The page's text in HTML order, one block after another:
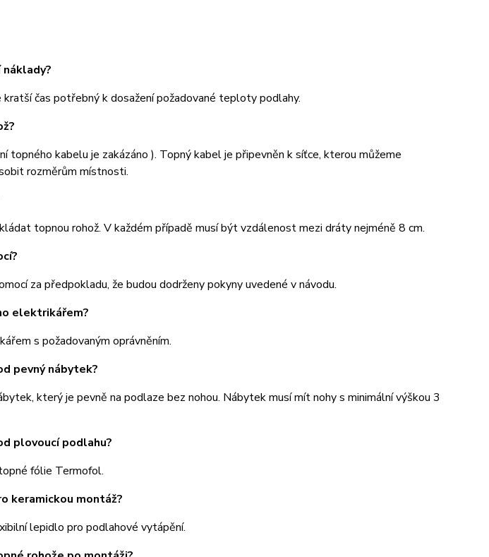
čas potřebný k dosažení požadované teploty podlahy.
topného kabelu je zakázáno ). Topný kabel je připevněn k síťce, kterou můžeme
rozměrům místnosti.
topnou rohož. V každém případě musí být vzdálenost mezi dráty nejméně 8 cm.
za předpokladu, že budou dodrženy pokyny uvedené v návodu.
elektrikářem?
s požadovaným oprávněním.
pevný nábytek?
který je pevně na podlaze bez nohou. Nábytek musí mít nohy s minimální výškou 3
plovoucí podlahu?
fólie Termofol.
keramickou montáž?
lepidlo pro podlahové vytápění.